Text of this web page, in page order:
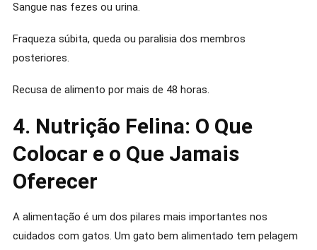
Sangue nas fezes ou urina.
Fraqueza súbita, queda ou paralisia dos membros
posteriores.
Recusa de alimento por mais de 48 horas.
4. Nutrição Felina: O Que
Colocar e o Que Jamais
Oferecer
A alimentação é um dos pilares mais importantes nos
cuidados com gatos. Um gato bem alimentado tem pelagem